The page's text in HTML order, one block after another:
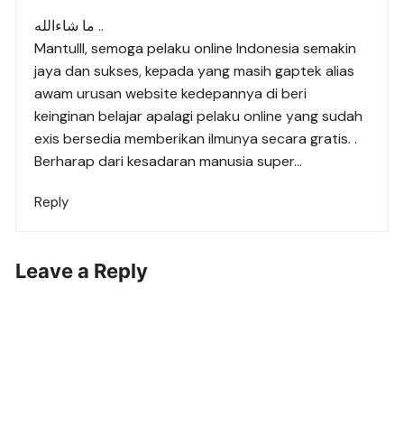
ما شاءالله ..
Mantulll, semoga pelaku online Indonesia semakin
jaya dan sukses, kepada yang masih gaptek alias
awam urusan website kedepannya di beri
keinginan belajar apalagi pelaku online yang sudah
exis bersedia memberikan ilmunya secara gratis. .
Berharap dari kesadaran manusia super…
Reply
Leave a Reply